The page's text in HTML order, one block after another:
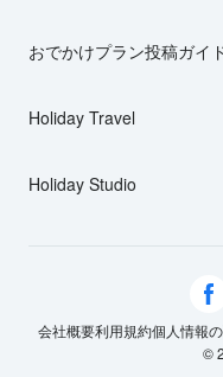
おでかけプラン投稿ガイ
Holiday Travel
Holiday Studio
会社概要利用規約個人情報
©